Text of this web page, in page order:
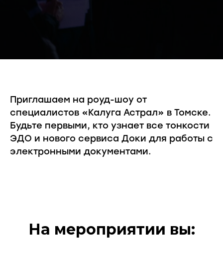
Приглашаем на роуд-шоу от
специалистов «Калуга Астрал» в Томске.
Будьте первыми, кто узнает все тонкости
ЭДО и нового сервиса Доки для работы с
электронными документами.
На мероприятии вы: